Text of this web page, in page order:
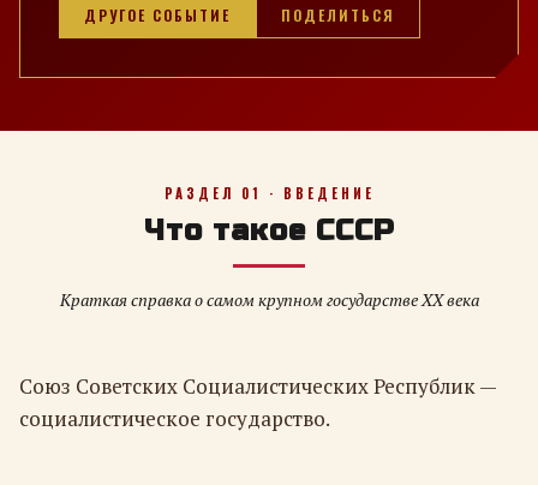
ДРУГОЕ СОБЫТИЕ ПОДЕЛИТЬСЯ
РАЗДЕЛ 01 · ВВЕДЕНИЕ
Что такое СССР
Краткая справка о самом крупном государстве XX века
Союз Советских Социалистических Республик —
социалистическое государство.